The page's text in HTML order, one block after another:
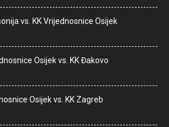
vs. KK Vrijednosnice Osijek
Osijek vs. KK Đakovo
Osijek vs. KK Zagreb